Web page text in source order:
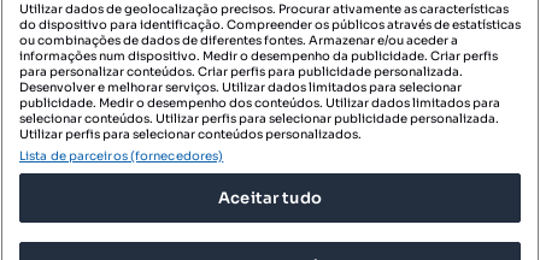
SIGA-NOS:
DESCARREGAR NA:
Utilizar dados de geolocalização precisos. Procurar ativamente as características
do dispositivo para identificação. Compreender os públicos através de estatísticas
ou combinações de dados de diferentes fontes. Armazenar e/ou aceder a
informações num dispositivo. Medir o desempenho da publicidade. Criar perfis
para personalizar conteúdos. Criar perfis para publicidade personalizada.
Desenvolver e melhorar serviços. Utilizar dados limitados para selecionar
publicidade. Medir o desempenho dos conteúdos. Utilizar dados limitados para
selecionar conteúdos. Utilizar perfis para selecionar publicidade personalizada.
Utilizar perfis para selecionar conteúdos personalizados.
Lista de parceiros (fornecedores)
Aceitar tudo